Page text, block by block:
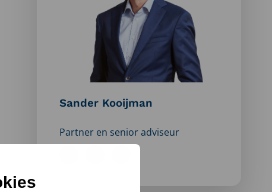
Sander Kooijman
Partner en senior adviseur